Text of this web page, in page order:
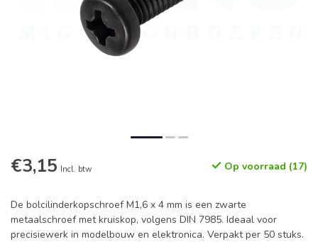
€3,15 Incl. btw Op voorraad (17)
De bolcilinderkopschroef M1,6 x 4 mm is een zwarte
metaalschroef met kruiskop, volgens DIN 7985. Ideaal voor
precisiewerk in modelbouw en elektronica. Verpakt per 50 stuks.